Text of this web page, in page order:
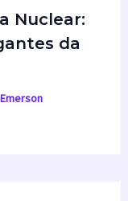
Nuclear:
da
Emerson